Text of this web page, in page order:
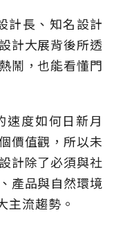
計長、知名設計
計大展背後所透
鬧，也能看懂門
速度如何日新月
價值觀，所以未
計除了必須與社
產品與自然環境
主流趨勢。